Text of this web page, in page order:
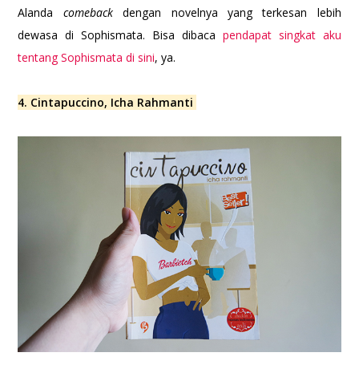
Alanda comebackdengan novelnya yang terkesan lebih
dewasa di Sophismata. Bisa dibaca pendapat singkat aku
tentang Sophismata di sini, ya.
4. Cintapuccino, Icha Rahmanti